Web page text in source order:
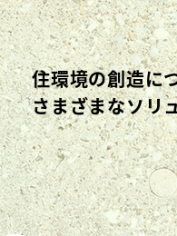
住環境の創造に
さまざまなソリ